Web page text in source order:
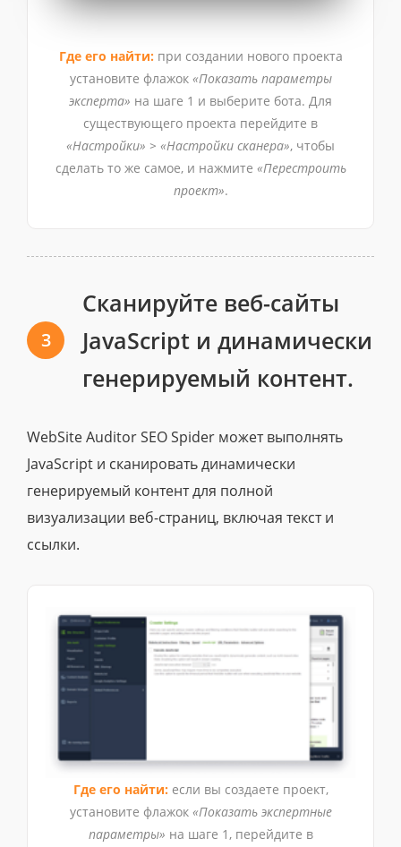
Где его найти:при создании нового проекта
установите флажок «Показать параметры
эксперта» на шаге 1 и выберите бота. Для
существующего проекта перейдите в
«Настройки» > «Настройки сканера», чтобы
сделать то же самое, и нажмите «Перестроить
проект».
3
Сканируйте веб-сайты
JavaScript и динамически
генерируемый контент.
WebSite Auditor SEO Spider может выполнять
JavaScript и сканировать динамически
генерируемый контент для полной
визуализации веб-страниц, включая текст и
ссылки.
Где его найти:если вы создаете проект,
установите флажок «Показать экспертные
параметры» на шаге 1, перейдите в